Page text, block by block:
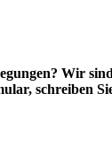
Wir
schreiben